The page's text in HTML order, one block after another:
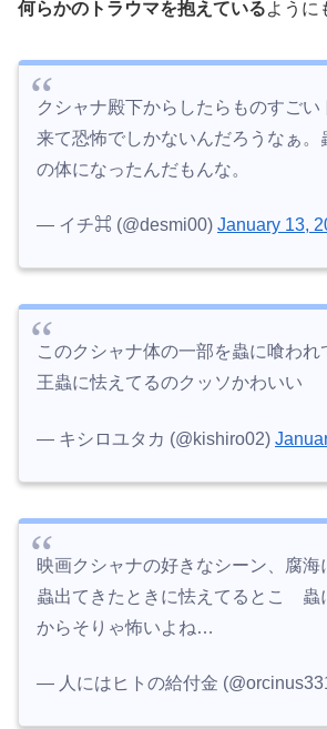
何らかのトラウマを抱えているように
クシャナ殿下からしたらものすごい
来て恐怖でしかないんだろうなぁ。
の体になったんだもんな。
— イチ⌘ (@desmi00) January 13,
このクシャナ体の一部を蟲に喰われ
王蟲に怯えてるのクッソかわいい
— キシロユタカ (@kishiro02)
映画クシャナの好きなシーン、腐海
蟲出てきたときに怯えてるとこ 蟲
からそりゃ怖いよね…
— 人にはヒトの給付金